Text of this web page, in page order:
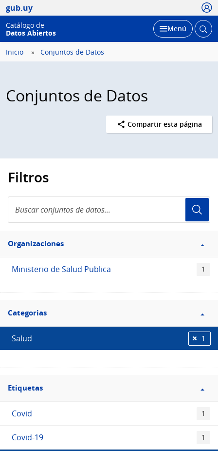
gub.uy
Catálogo de
Datos Abiertos
Desplegar
Menú Abrir
Inicio Conjuntos de Datos
Conjuntos de Datos
Compartir esta página
Filtros
conjuntos
de
Filtro
Organizaciones
Organizaciones
Ministerio de Salud Publica 1
Filtro
Categorias
Categorias
Salud 1
Filtro
Etiquetas
Etiquetas
Covid 1
Covid-19 1